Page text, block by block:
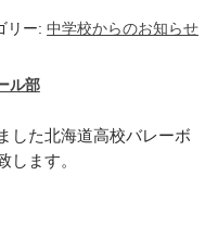
リー:中学校からのお知らせ
ル部
した北海道高校バレーボ
します。